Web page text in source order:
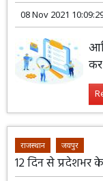
08 Nov 2021
राजस्थान जयपुर
12 दिन से प्रदेशभर